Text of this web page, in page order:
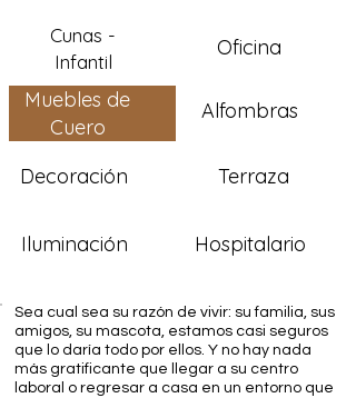
Cunas -
Infantil
Oficina
Muebles de
Cuero
Alfombras
Decoración Terraza
Iluminación Hospitalario
Sea cual sea su razón de vivir: su familia, sus
amigos, su mascota, estamos casi seguros
que lo daría todo por ellos. Y no hay nada
más gratificante que llegar a su centro
laboral o regresar a casa en un entorno que